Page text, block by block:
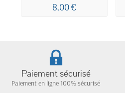
8,00 €
Paiement sécurisé
Paiement en ligne 100% sécurisé